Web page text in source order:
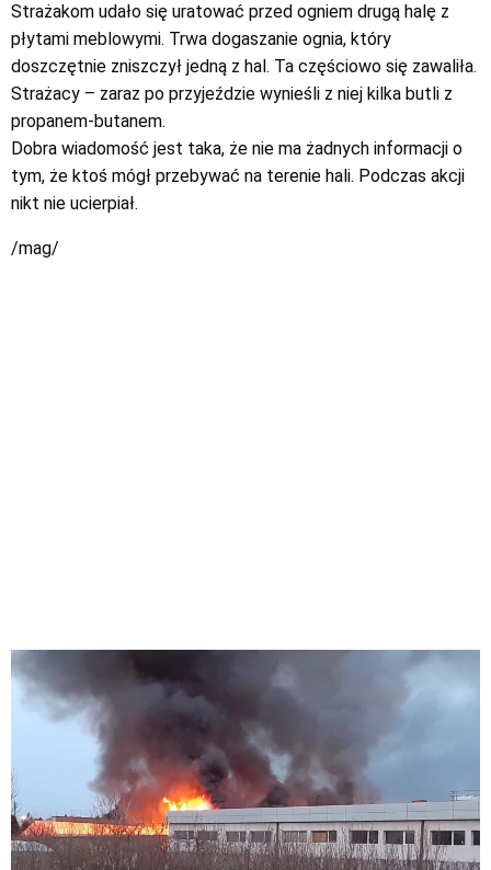
Strażakom udało się uratować przed ogniem drugą halę z
płytami meblowymi. Trwa dogaszanie ognia, który
doszczętnie zniszczył jedną z hal. Ta częściowo się zawaliła.
Strażacy – zaraz po przyjeździe wynieśli z niej kilka butli z
propanem-butanem.
Dobra wiadomość jest taka, że nie ma żadnych informacji o
tym, że ktoś mógł przebywać na terenie hali. Podczas akcji
nikt nie ucierpiał.
/mag/